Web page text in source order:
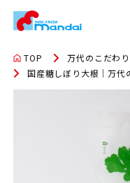
TOP 万代のこだわり
国産糖しぼり大根｜万代